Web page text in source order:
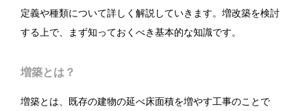
定義や種類について詳しく解説していきます。増改築を検討
する上で、まず知っておくべき基本的な知識です。
増築とは？
増築とは、既存の建物の延べ床面積を増やす工事のことで